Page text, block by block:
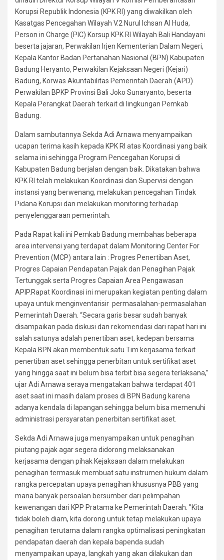
Korupsi Republik Indonesia (KPK RI) yang diwakilkan oleh
Kasatgas Pencegahan Wilayah V.2 Nurul Ichsan Al Huda,
Person in Charge (PIC) Korsup KPK RI Wilayah Bali Handayani
beserta jajaran, Perwakilan Irjen Kementerian Dalam Negeri,
Kepala Kantor Badan Pertanahan Nasional (BPN) Kabupaten
Badung Heryanto, Perwakilan Kejaksaan Negeri (Kejari)
Badung, Korwas Akuntabilitas Pemerintah Daerah (APD)
Perwakilan BPKP Provinsi Bali Joko Sunaryanto, beserta
Kepala Perangkat Daerah terkait di lingkungan Pemkab
Badung.
Dalam sambutannya Sekda Adi Arnawa menyampaikan
ucapan terima kasih kepada KPK RI atas Koordinasi yang baik
selama ini sehingga Program Pencegahan Korupsi di
Kabupaten Badung berjalan dengan baik. Dikatakan bahwa
KPK RI telah melakukan Koordinasi dan Supervisi dengan
instansi yang berwenang, melakukan pencegahan Tindak
Pidana Korupsi dan melakukan monitoring terhadap
penyelenggaraan pemerintah.
Pada Rapat kali ini Pemkab Badung membahas beberapa
area intervensi yang terdapat dalam Monitoring Center For
Prevention (MCP) antara lain : Progres Penertiban Aset,
Progres Capaian Pendapatan Pajak dan Penagihan Pajak
Tertunggak serta Progres Capaian Area Pengawasan
APIP.Rapat Koordinasi ini merupakan kegiatan penting dalam
upaya untuk menginventarisir permasalahan-permasalahan
Pemerintah Daerah. “Secara garis besar sudah banyak
disampaikan pada diskusi dan rekomendasi dari rapat hari ini
salah satunya adalah penertiban aset, kedepan bersama
Kepala BPN akan membentuk satu Tim kerjasama terkait
penertiban aset sehingga penerbitan untuk sertifikat aset
yang hingga saat ini belum bisa terbit bisa segera terlaksana,”
ujar Adi Arnawa seraya mengatakan bahwa terdapat 401
aset saat ini masih dalam proses di BPN Badung karena
adanya kendala di lapangan sehingga belum bisa memenuhi
administrasi persyaratan penerbitan sertifikat aset.
Sekda Adi Arnawa juga menyampaikan untuk penagihan
piutang pajak agar segera didorong melaksanakan
kerjasama dengan pihak Kejaksaan dalam melakukan
penagihan termasuk membuat satu instrumen hukum dalam
rangka percepatan upaya penagihan khususnya PBB yang
mana banyak persoalan bersumber dari pelimpahan
kewenangan dari KPP Pratama ke Pemerintah Daerah. ”Kita
tidak boleh diam, kita dorong untuk tetap melakukan upaya
penagihan terutama dalam rangka optimalisasi peningkatan
pendapatan daerah dan kepala bapenda sudah
menyampaikan upaya, langkah yang akan dilakukan dan